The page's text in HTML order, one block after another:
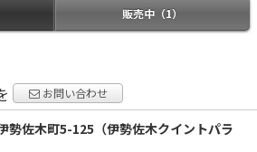
販売中（1）
お問い合わせ
勢佐木町5-125（伊勢佐木クイントパラ